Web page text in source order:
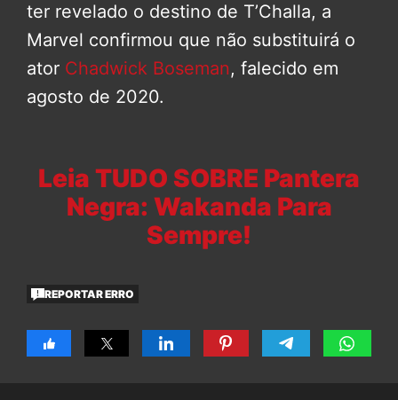
ter revelado o destino de T’Challa, a
Marvel confirmou que não substituirá o
ator Chadwick Boseman, falecido em
agosto de 2020.
Leia TUDO SOBRE Pantera
Negra: Wakanda Para
Sempre!
REPORTAR ERRO